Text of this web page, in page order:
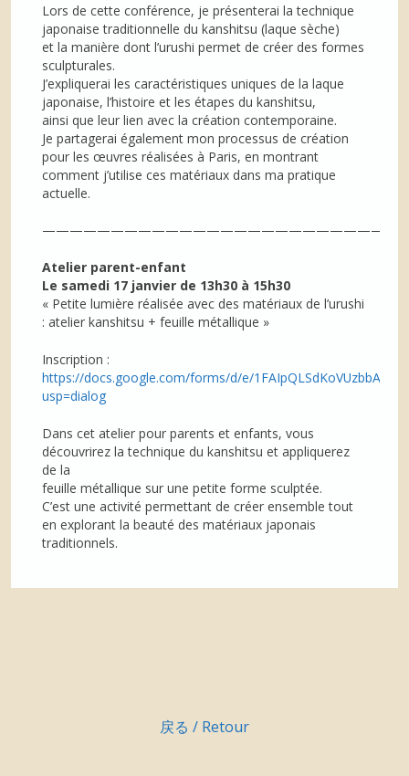
Lors de cette conférence, je présenterai la technique
japonaise traditionnelle du kanshitsu (laque sèche)
et la manière dont l’urushi permet de créer des formes
sculpturales.
J’expliquerai les caractéristiques uniques de la laque
japonaise, l’histoire et les étapes du kanshitsu,
ainsi que leur lien avec la création contemporaine.
Je partagerai également mon processus de création
pour les œuvres réalisées à Paris, en montrant
comment j’utilise ces matériaux dans ma pratique
actuelle.
Atelier parent-enfant
Le samedi 17 janvier de 13h30 à 15h30
« Petite lumière réalisée avec des matériaux de l’urushi
: atelier kanshitsu + feuille métallique »
Inscription :
https://docs.google.com/forms/d/e/
usp=dialog
Dans cet atelier pour parents et enfants, vous
découvrirez la technique du kanshitsu et appliquerez
de la
feuille métallique sur une petite forme sculptée.
C’est une activité permettant de créer ensemble tout
en explorant la beauté des matériaux japonais
traditionnels.
戻る / Retour